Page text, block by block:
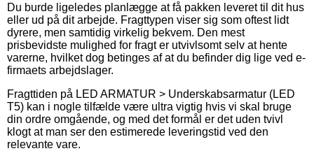
Du burde ligeledes planlægge at få pakken leveret til dit hus
eller ud på dit arbejde. Fragttypen viser sig som oftest lidt
dyrere, men samtidig virkelig bekvem. Den mest
prisbevidste mulighed for fragt er utvivlsomt selv at hente
varerne, hvilket dog betinges af at du befinder dig lige ved e-
firmaets arbejdslager.
Fragttiden på LED ARMATUR > Underskabsarmatur (LED
T5) kan i nogle tilfælde være ultra vigtig hvis vi skal bruge
din ordre omgående, og med det formål er det uden tvivl
klogt at man ser den estimerede leveringstid ved den
relevante vare.